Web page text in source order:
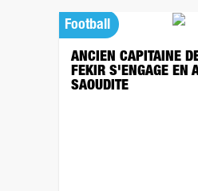
Football
ANCIEN CAPITAINE
FEKIR S'ENGAGE EN
SAOUDITE